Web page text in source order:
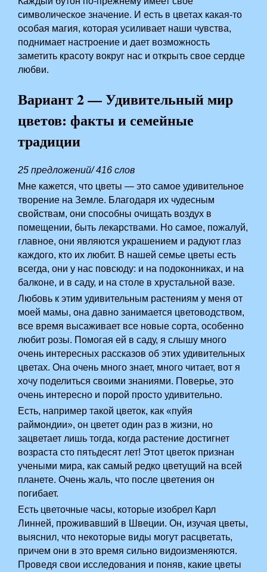
символическое значение. И есть в цветах какая-то
особая магия, которая усиливает наши чувства,
поднимает настроение и дает возможность
заметить красоту вокруг нас и открыть свое сердце
любви.
Вариант 2 — Удивительный мир
цветов: факты и семейные
традиции
25 предложений/ 416 слов
Мне кажется, что цветы — это самое удивительное
творение на Земле. Благодаря их чудесным
свойствам, они способны очищать воздух в
помещении, быть лекарствами. Но самое, пожалуй,
главное, они являются украшением и радуют глаз
каждого, кто их любит. В нашей семье цветы есть
всегда, они у нас повсюду: и на подоконниках, и на
балконе, и в саду, и на столе в хрустальной вазе.
Любовь к этим удивительным растениям у меня от
моей мамы, она давно занимается цветоводством,
все время высаживает все новые сорта, особенно
любит розы. Помогая ей в саду, я слышу много
очень интересных рассказов об этих удивительных
цветах. Она очень много знает, много читает, вот я
хочу поделиться своими знаниями. Поверье, это
очень интересно и порой просто удивительно.
Есть, например такой цветок, как «пуйя
раймондии», он цветет один раз в жизни, но
зацветает лишь тогда, когда растение достигнет
возраста сто пятьдесят лет! Этот цветок признан
учеными­ мира, как самый редко цветущий на всей
планете. Очень жаль, что после цветения он
погибает.
Есть цветочные часы, которые изобрел Карл
Линней, проживавший в Швеции. Он, изучая цветы,
выяснил, что некоторые виды могут расцветать,
причем они в это время сильно видоизменяются.
Проведя свои исследования и поняв, какие цветы